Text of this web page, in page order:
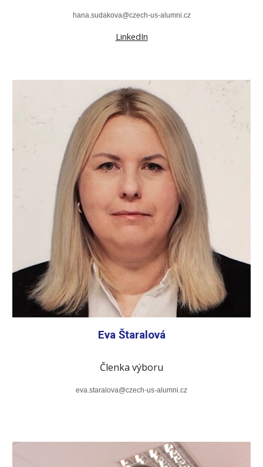
hana.sudakova@czech-us-alumni.cz
LinkedIn
Eva Štaralová
Členka výboru
eva.staralova@czech-us-alumni.cz